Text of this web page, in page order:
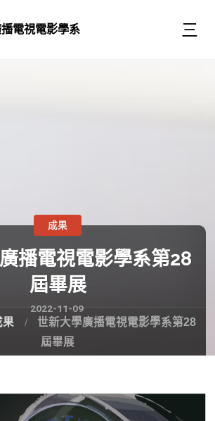
電視電影學系
播電視電影學系第28
屆畢展
2022-11-09
成果
果
世新大學廣播電視電影學系第28
屆畢展